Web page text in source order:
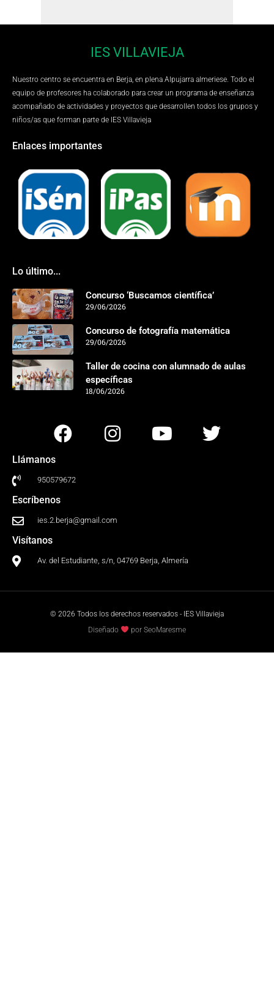
IES VILLAVIEJA
Nuestro centro se encuentra en Berja, en plena Alpujarra almeriese. Todo el
equipo de profesores ha colaborado para crear un programa de enseñanza
acompañado de actividades y proyectos que desarrollen todos los grupos y
niños/as que forman parte de IES Villavieja
Enlaces importantes
Lo último...
Concurso ‘Buscamos científica’
29/06/2026
Concurso de fotografía matemática
29/06/2026
Taller de cocina con alumnado de aulas
específicas
18/06/2026
Llámanos
950579672
Escríbenos
ies.2.berja@gmail.com
Visítanos
Av. del Estudiante, s/n, 04769 Berja, Almería
© 2026 Todos los derechos reservados - IES Villavieja
Diseñado
por SeoMaresme